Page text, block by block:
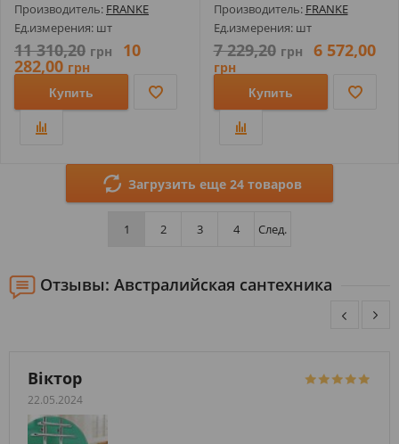
Производитель: FRANKE
Ед.измерения: шт
11 310,20 грн 10
282,00 грн
Купить
Производитель: FRANKE
Ед.измерения: шт
7 229,20 грн 6 572,00
грн
Купить
Загрузить еще 24 товаров
1 2 3 4 След.
Отзывы: Австралийская сантехника
Віктор
22.05.2024